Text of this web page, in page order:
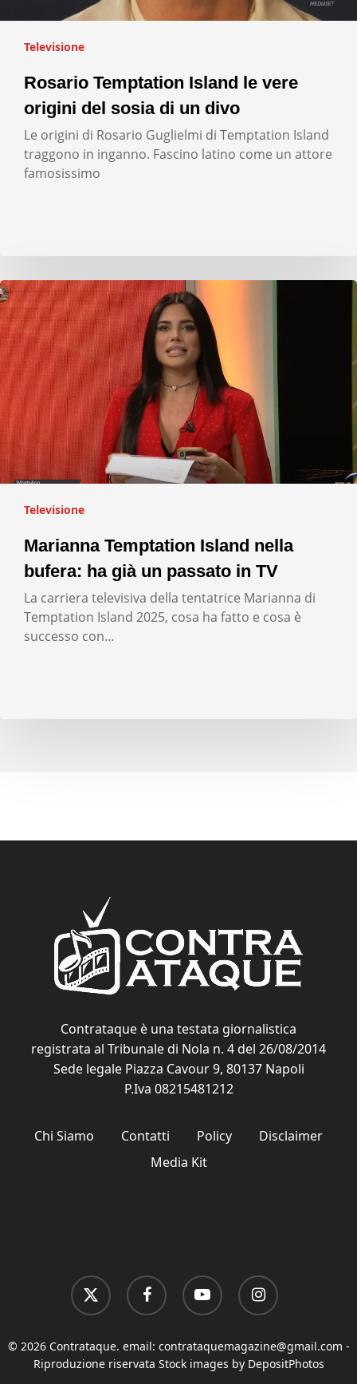
Televisione
Rosario Temptation Island le vere
origini del sosia di un divo
Le origini di Rosario Guglielmi di Temptation Island
traggono in inganno. Fascino latino come un attore
famosissimo
Televisione
Marianna Temptation Island nella
bufera: ha già un passato in TV
La carriera televisiva della tentatrice Marianna di
Temptation Island 2025, cosa ha fatto e cosa è
successo con…
Contrataque è una testata giornalistica
registrata al Tribunale di Nola n. 4 del 26/08/2014
Sede legale Piazza Cavour 9, 80137 Napoli
P.Iva 08215481212
Chi Siamo Contatti Policy
Disclaimer
Media Kit
x-
twitter
facebook youtube instagram
© 2026 Contrataque. email: contrataquemagazine@gmail.com -
Riproduzione riservata Stock images by DepositPhotos